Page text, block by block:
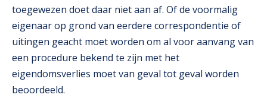
toegewezen doet daar niet aan af. Of de voormalig
eigenaar op grond van eerdere correspondentie of
uitingen geacht moet worden om al voor aanvang van
een procedure bekend te zijn met het
eigendomsverlies moet van geval tot geval worden
beoordeeld.